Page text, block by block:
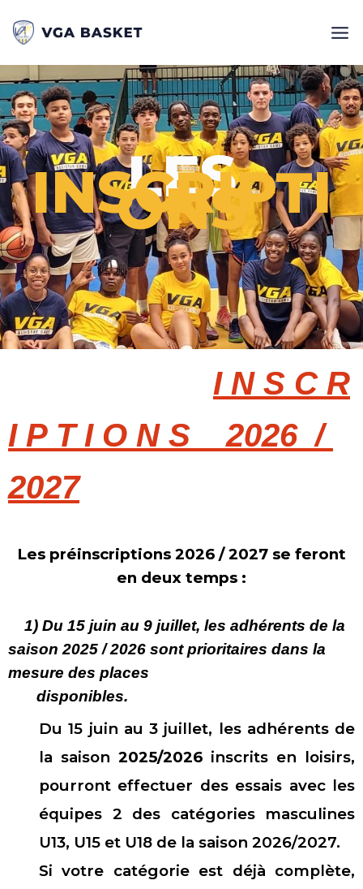
LES
INSCRIPTI
ONS
I N S C R
I P T I O N S 2026 /
2027
Les préinscriptions 2026 / 2027 se feront
en deux temps :
1) Du 15 juin au 9 juillet, les adhérents de la
saison 2025 / 2026 sont prioritaires dans la
mesure des places
disponibles.
Du 15 juin au 3 juillet, les adhérents de
la saison 2025/2026 inscrits en loisirs,
pourront effectuer des essais avec les
équipes 2 des catégories masculines
U13, U15 et U18 de la saison 2026/2027.
Si votre catégorie est déjà complète,